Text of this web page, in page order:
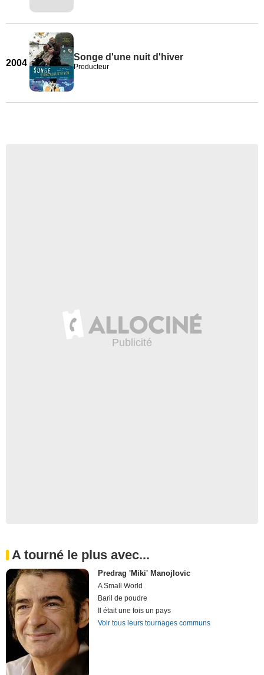
2004
Songe d'une nuit d'hiver
Producteur
A tourné le plus avec...
Predrag 'Miki' Manojlovic
A Small World
Baril de poudre
Il était une fois un pays
Voir tous leurs tournages communs